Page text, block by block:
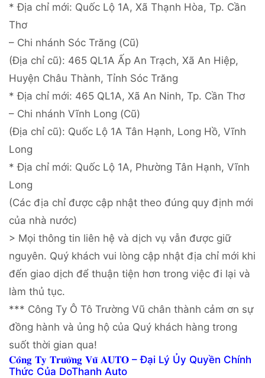
* Địa chỉ mới: Quốc Lộ 1A, Xã Thạnh Hòa, Tp. Cần
Thơ
– Chi nhánh Sóc Trăng (Cũ)
(Địa chỉ cũ): 465 QL1A Ấp An Trạch, Xã An Hiệp,
Huyện Châu Thành, Tỉnh Sóc Trăng
* Địa chỉ mới: 465 QL1A, Xã An Ninh, Tp. Cần Thơ
– Chi nhánh Vĩnh Long (Cũ)
(Địa chỉ cũ): Quốc Lộ 1A Tân Hạnh, Long Hồ, Vĩnh
Long
* Địa chỉ mới: Quốc Lộ 1A, Phường Tân Hạnh, Vĩnh
Long
(Các địa chỉ được cập nhật theo đúng quy định mới
của nhà nước)
> Mọi thông tin liên hệ và dịch vụ vẫn được giữ
nguyên. Quý khách vui lòng cập nhật địa chỉ mới khi
đến giao dịch để thuận tiện hơn trong việc đi lại và
làm thủ tục.
*** Công Ty Ô Tô Trường Vũ chân thành cảm ơn sự
đồng hành và ủng hộ của Quý khách hàng trong
suốt thời gian qua!
𝐂𝐨̂𝐧𝐠 𝐓𝐲 𝐓𝐫𝐮̛𝐨̛̀𝐧𝐠 𝐕𝐮̃ 𝐀𝐔𝐓𝐎 – Đại Lý Ủy Quyền Chính
Thức Của DoThanh Auto